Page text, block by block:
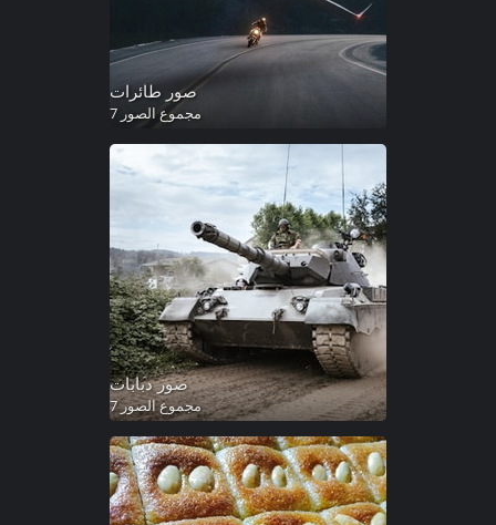
صور طائرات
مجموع الصور 7
صور دبابات
مجموع الصور 7